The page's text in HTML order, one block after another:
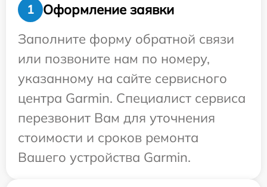
1
Оформление заявки
Заполните форму обратной связи
или позвоните нам по номеру,
указанному на сайте сервисного
центра Garmin. Специалист сервиса
перезвонит Вам для уточнения
стоимости и сроков ремонта
Вашего устройства Garmin.